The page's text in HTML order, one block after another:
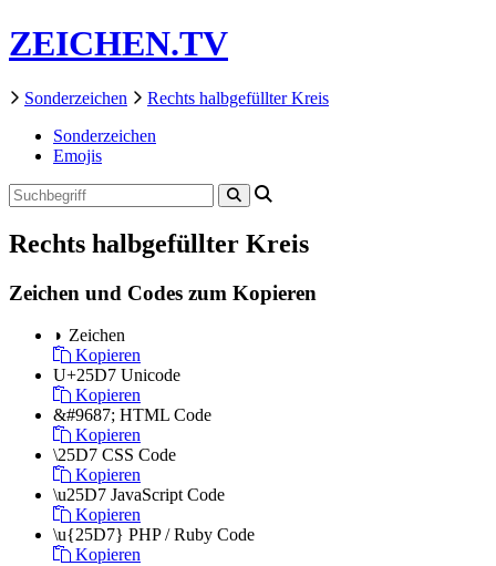
ZEICHEN.TV
Sonderzeichen
Rechts halbgefüllter Kreis
Sonderzeichen
Emojis
Rechts halbgefüllter Kreis
Zeichen und Codes zum Kopieren
◗ Zeichen
Kopieren
U+25D7 Unicode
Kopieren
&#9687; HTML Code
Kopieren
\25D7 CSS Code
Kopieren
\u25D7 JavaScript Code
Kopieren
\u{25D7} PHP / Ruby Code
Kopieren